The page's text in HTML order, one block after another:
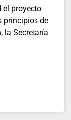
el proyecto
principios de
la Secretaría